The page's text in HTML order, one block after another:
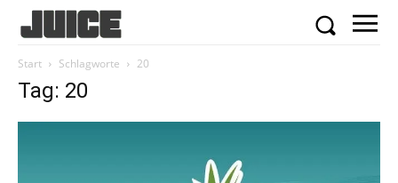
Start Schlagworte 20
Tag: 20